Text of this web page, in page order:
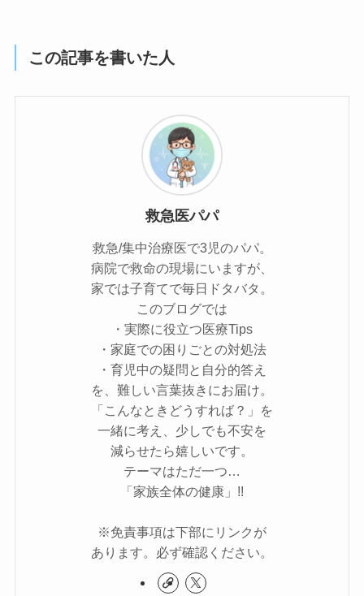
この記事を書いた人
救急医パパ
救急/集中治療医で3児のパパ。
病院で救命の現場にいますが、
家では子育てで毎日ドタバタ。
このブログでは
・実際に役立つ医療Tips
・家庭での困りごとの対処法
・育児中の疑問と自分的答え
を、難しい言葉抜きにお届け。
「こんなときどうすれば？」を
一緒に考え、少しでも不安を
減らせたら嬉しいです。
テーマはただ一つ…
「家族全体の健康」!!
※免責事項は下部にリンクが
あります。必ず確認ください。